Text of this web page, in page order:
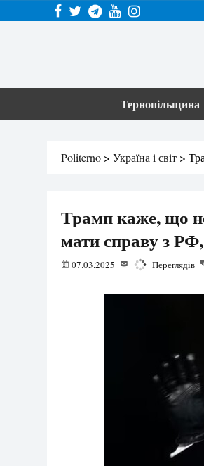
Тернопільщина
Politerno > Україна і світ >
Трамп каже, що
мати справу з
07.03.2025 1160 Переглядів